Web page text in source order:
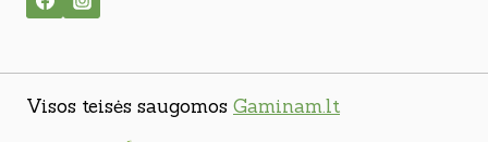
Visos teisės saugomos Gaminam.lt